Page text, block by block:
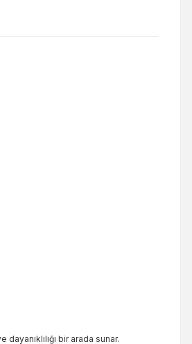
bir arada sunar.